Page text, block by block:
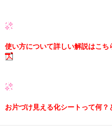
使い方について詳しい解説はこち
お片づけ見える化シートって何？